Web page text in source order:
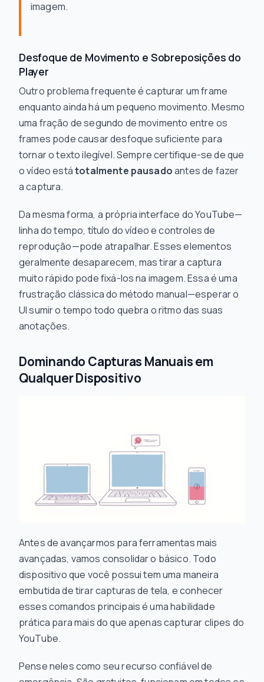
imagem.
Desfoque de Movimento e Sobreposições do
Player
Outro problema frequente é capturar um frame
enquanto ainda há um pequeno movimento. Mesmo
uma fração de segundo de movimento entre os
frames pode causar desfoque suficiente para
tornar o texto ilegível. Sempre certifique-se de que
o vídeo estátotalmente pausadoantes de fazer
a captura.
Da mesma forma, a própria interface do YouTube—
linha do tempo, título do vídeo e controles de
reprodução—pode atrapalhar. Esses elementos
geralmente desaparecem, mas tirar a captura
muito rápido pode fixá-los na imagem. Essa é uma
frustração clássica do método manual—esperar o
UI sumir o tempo todo quebra o ritmo das suas
anotações.
Dominando Capturas Manuais em
Qualquer Dispositivo
Antes de avançarmos para ferramentas mais
avançadas, vamos consolidar o básico. Todo
dispositivo que você possui tem uma maneira
embutida de tirar capturas de tela, e conhecer
esses comandos principais é uma habilidade
prática para mais do que apenas capturar clipes do
YouTube.
Pense neles como seu recurso confiável de